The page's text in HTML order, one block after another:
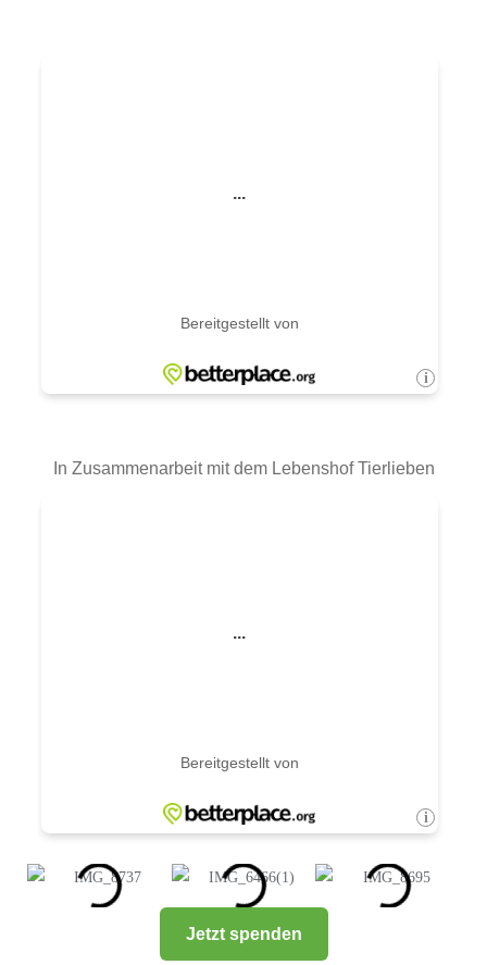
In Zusammenarbeit mit dem Lebenshof Tierlieben
Jetzt spenden